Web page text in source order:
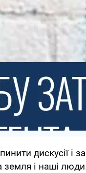
дискусії і
і наші